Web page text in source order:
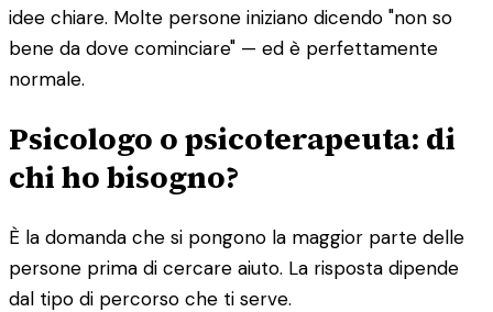
idee chiare. Molte persone iniziano dicendo "non so
bene da dove cominciare" — ed è perfettamente
normale.
Psicologo o psicoterapeuta: di
chi ho bisogno?
È la domanda che si pongono la maggior parte delle
persone prima di cercare aiuto. La risposta dipende
dal tipo di percorso che ti serve.